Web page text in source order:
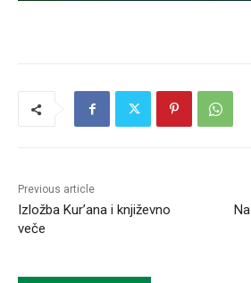
Previous article
Izložba Kur’ana i književno
veče